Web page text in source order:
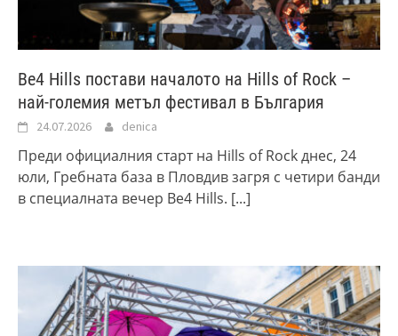
Be4 Hills постави началото на Hills of Rock –
най-големия метъл фестивал в България
24.07.2026 denica
Преди официалния старт на Hills of Rock днес, 24
юли, Гребната база в Пловдив загря с четири банди
в специалната вечер Be4 Hills. [...]